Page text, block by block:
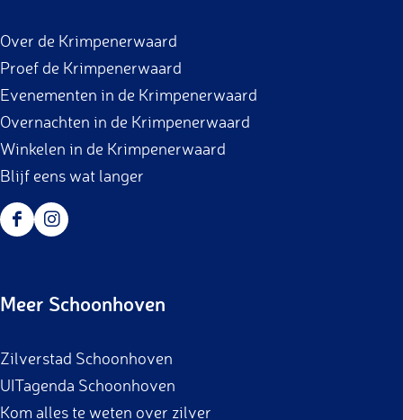
Over de Krimpenerwaard
Proef de Krimpenerwaard
Evenementen in de Krimpenerwaard
Overnachten in de Krimpenerwaard
Winkelen in de Krimpenerwaard
Blijf eens wat langer
F
e
o
o
I
t
g
r
Meer Schoonhoven
Zilverstad Schoonhoven
UITagenda Schoonhoven
Kom alles te weten over zilver